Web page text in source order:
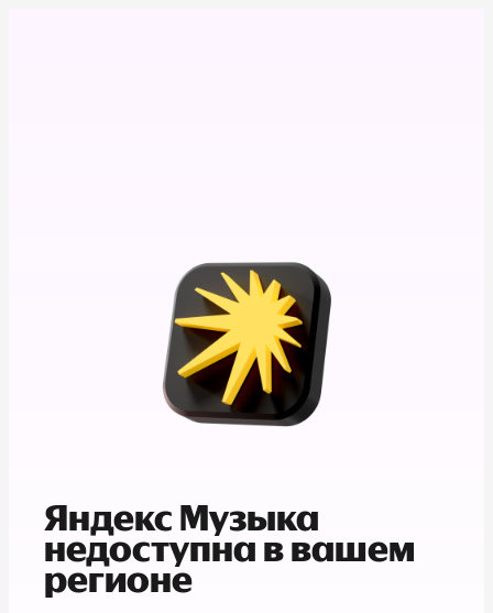
Яндекс Музыка
недоступна в вашем
регионе